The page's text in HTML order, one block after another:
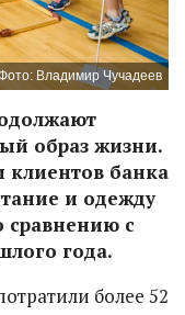
Владимир Чучадеев
образ жизни.
клиентов банка
и одежду
сравнению с
года.
более 52